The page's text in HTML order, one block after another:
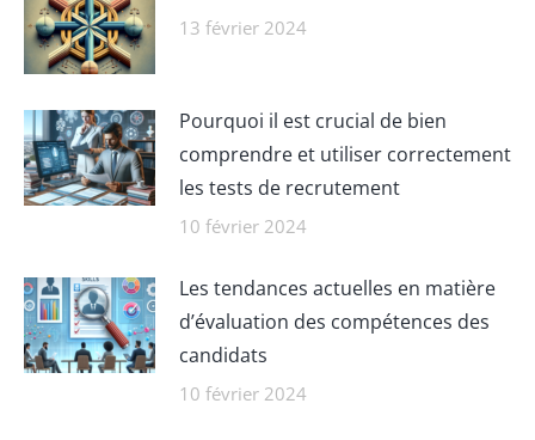
13 février 2024
Pourquoi il est crucial de bien
comprendre et utiliser correctement
les tests de recrutement
10 février 2024
Les tendances actuelles en matière
d’évaluation des compétences des
candidats
10 février 2024